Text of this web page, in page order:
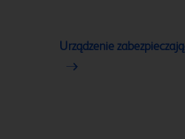
Urządzenie